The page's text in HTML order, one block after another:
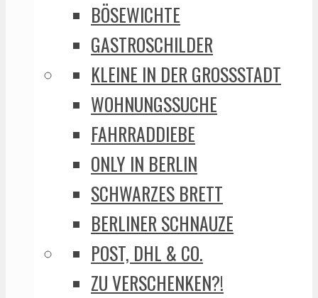
BÖSEWICHTE
GASTROSCHILDER
KLEINE IN DER GROSSSTADT
WOHNUNGSSUCHE
FAHRRADDIEBE
ONLY IN BERLIN
SCHWARZES BRETT
BERLINER SCHNAUZE
POST, DHL & CO.
ZU VERSCHENKEN?!